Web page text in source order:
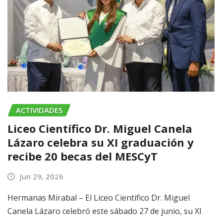
ACTIVIDADES
Liceo Científico Dr. Miguel Canela
Lázaro celebra su XI graduación y
recibe 20 becas del MESCyT
Jun 29, 2026
Hermanas Mirabal – El Liceo Científico Dr. Miguel
Canela Lázaro celebró este sábado 27 de junio, su XI